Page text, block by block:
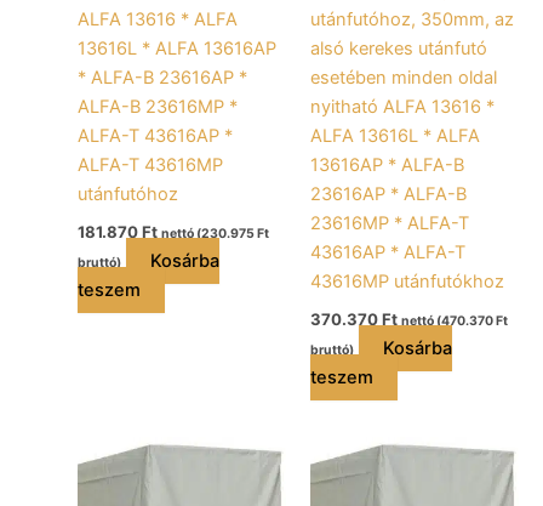
ALFA 13616 * ALFA
13616L * ALFA 13616AP
* ALFA-B 23616AP *
ALFA-B 23616MP *
ALFA-T 43616AP *
ALFA-T 43616MP
utánfutóhoz
181.870Ft nettó (230.975 Ft
bruttó)
Kosárba
teszem
utánfutóhoz, 350mm, az
alsó kerekes utánfutó
esetében minden oldal
nyitható ALFA 13616 *
ALFA 13616L * ALFA
13616AP * ALFA-B
23616AP * ALFA-B
23616MP * ALFA-T
43616AP * ALFA-T
43616MP utánfutókhoz
370.370Ft nettó (470.370 Ft
bruttó)
Kosárba
teszem